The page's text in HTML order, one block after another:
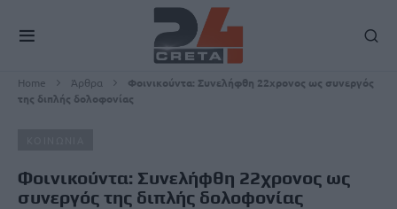
Home Άρθρα
Φοινικούντα: Συνελήφθη 22χρονος ως συνεργός
της διπλής δολοφονίας
Φοινικούντα: Συνελήφθη 22χρονος ως
συνεργός της διπλής δολοφονίας